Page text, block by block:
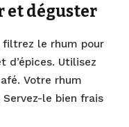
et déguster
filtrez le rhum pour
d’épices. Utilisez
Votre rhum
le bien frais